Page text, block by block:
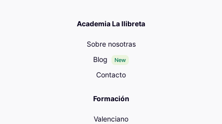
Academia La llibreta
Sobre nosotras
Blog
New
Contacto
Formación
Valenciano